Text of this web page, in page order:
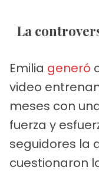
La
Emilia generó
video
meses con
fuerza y
seguidores la
cuestionaron